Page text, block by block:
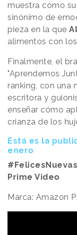
muestra cómo
sinónimo de
pieza en la que
alimentos con
Finalmente, el
"Aprendemos
ranking, con una
escritora y
enseñar cómo
crianza de los
Está es la
enero
Prime Video
Marca: Amazon